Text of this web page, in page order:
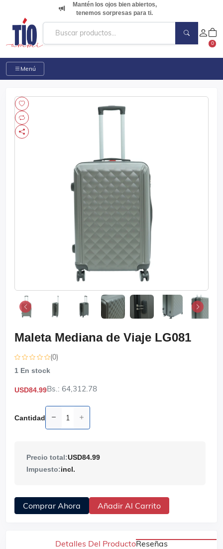
Mantén los ojos bien abiertos,
tenemos sorpresas para ti.
0
Menú
Maleta Mediana de Viaje LG081
(0)
1 En stock
USD84.99Bs.: 64,312.78
Cantidad
Precio total:USD84.99
Impuesto:incl.
Comprar Ahora Añadir Al Carrito
Detalles Del ProductoReseñas